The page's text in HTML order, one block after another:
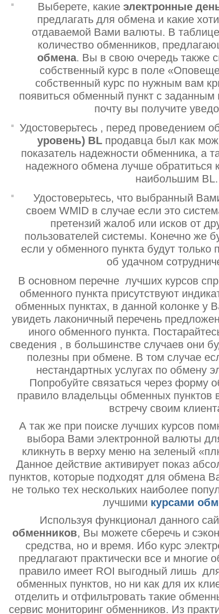
Выберете, какие электронные
предлагать для обмена и какие
отдаваемой Вами валюты. В таблице
количество обменников,
обмена. Вы в свою очередь также
собственный курс в поле
собственный курс по нужным вам
появиться обменный пункт с заданным
почту вы получите
Удостоверьтесь , перед проведением
уровень) BL продавца был как
показатель надежности обменника, а
надежного обмена лучше
наибольшим BL.
Удостоверьтесь, что выбранный
своем WMID в случае если это
претензий жалоб или исков от
пользователей системы. Конечно же
если у обменного пункта будут
об удачном
В основном перечне лучших курсов
обменного пункта присутствуют
обменных пунктах, в данной колонке у
увидеть лаконичный перечень
иного обменного пункта.
сведения , в большинстве случаев они
полезны при обмене. В том случае
нестандартных услугах по обмену
Попробуйте связаться через форму
правило владельцы обменных пунктов
встречу своим
А так же при поиске лучших курсов
выбора Вами электронной валюты
кликнуть в верху меню на зеленый
Данное действие активирует показ
пунктов, которые подходят для обмена
не только тех нескольких наиболее
лучшими курсами
Используя функционал данного
обменников, Вы можете сберечь и
средства, но и время. Ибо курс
предлагают практически все и многие
правило имеет ROI выгодный лишь
обменных пунктов, но ни как для их
отделить и отфильтровать такие
сервис мониторинг обменников. Из